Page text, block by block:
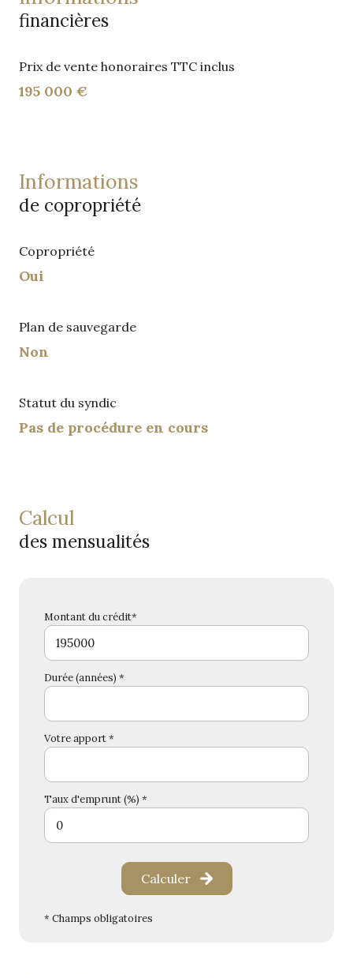
financières
Prix de vente honoraires TTC inclus
195 000 €
informations
de copropriété
Copropriété
Oui
Plan de sauvegarde
Non
Statut du syndic
Pas de procédure en cours
calcul
des mensualités
Montant du crédit*
Durée (années) *
Votre apport *
Taux d'emprunt (%) *
Calculer
* Champs obligatoires